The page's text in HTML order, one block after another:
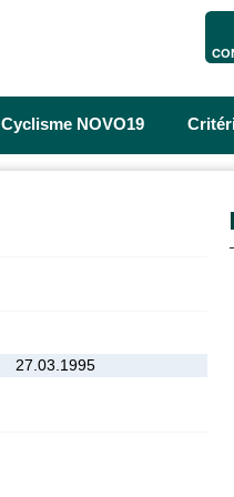
Cyclisme NOVO19
27.03.1995